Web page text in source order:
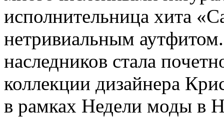
исполнительница хита
нетривиальным
наследников стала
коллекции дизайнера
в рамках Недели моды в